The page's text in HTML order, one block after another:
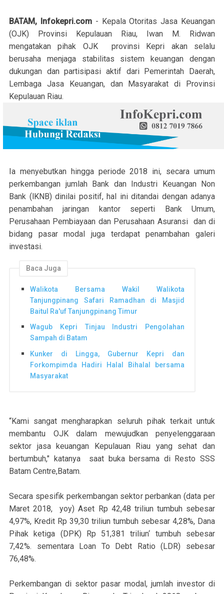
BATAM, Infokepri.com - Kepala Otoritas Jasa Keuangan
(OJK) Provinsi Kepulauan Riau, Iwan M. Ridwan
mengatakan pihak OJK provinsi Kepri akan selalu
berusaha menjaga stabilitas sistem keuangan dengan
dukungan dan partisipasi aktif dari Pemerintah Daerah,
Lembaga Jasa Keuangan, dan Masyarakat di Provinsi
Kepulauan Riau.
Ia menyebutkan hingga periode 2018 ini, secara umum
perkembangan jumlah Bank dan Industri Keuangan Non
Bank (lKNB) dinilai positif, hal ini ditandai dengan adanya
penambahan jaringan kantor seperti Bank Umum,
Perusahaan Pembiayaan dan Perusahaan Asuransi dan di
bidang pasar modal juga terdapat penambahan galeri
investasi.
Baca Juga
Walikota Bersama Wakil Walikota
Tanjungpinang Safari Ramadhan di Masjid
Baitul Ra'uf Tanjungpinang Timur
Wagub Kepri Tinjau Industri Pengolahan
Sampah di Batam
Kunker di Lingga, Gubernur Kepri dan
Forkompimda Hadiri Halal Bihalal bersama
Masyarakat
“Kami sangat mengharapkan seluruh pihak terkait untuk
membantu OJK dalam mewujudkan penyelenggaraan
sektor jasa keuangan Kepulauan Riau yang sehat dan
bertumbuh," katanya saat buka bersama di Resto SSS
Batam Centre,Batam.
Secara spesifik perkembangan sektor perbankan (data per
Maret 2018, yoy) Aset Rp 42,48 triliun tumbuh sebesar
4,97%, Kredit Rp 39,30 triliun tumbuh sebesar 4,28%, Dana
Pihak ketiga (DPK) Rp 51,381 triliun‘ tumbuh sebesar
7,42%. sementara Loan To Debt Ratio (LDR) sebesar
76,48%.
Perkembangan di sektor pasar modal, jumlah investor di